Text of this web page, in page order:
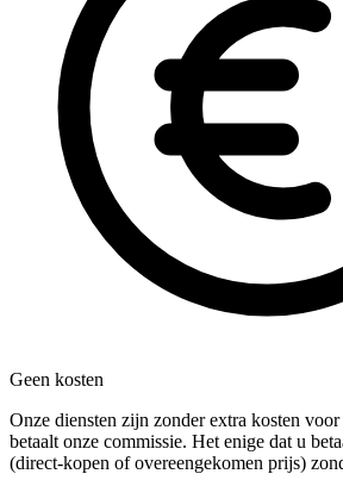
Geen kosten
Onze diensten zijn zonder extra kosten
betaalt onze commissie. Het enige dat u
(direct-kopen of overeengekomen prijs)